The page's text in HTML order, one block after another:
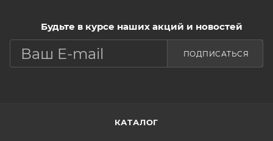
Будьте в курсе наших акций и новостей
ПОДПИСАТЬСЯ
КАТАЛОГ